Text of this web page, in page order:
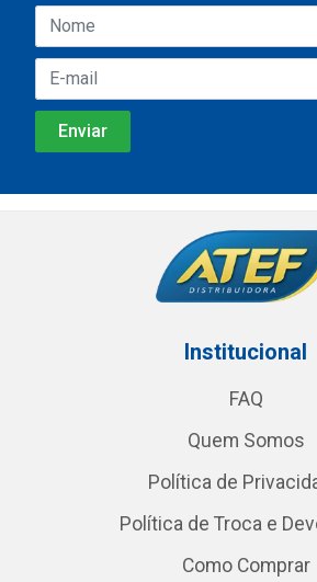
Institucional
FAQ
Quem Somos
Política de
Política de Troca e
Como Comprar